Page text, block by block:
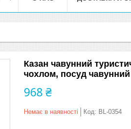
Казан чавунний
чохлом, посуд
968 ₴
Немає в наявності Код: BL-0354